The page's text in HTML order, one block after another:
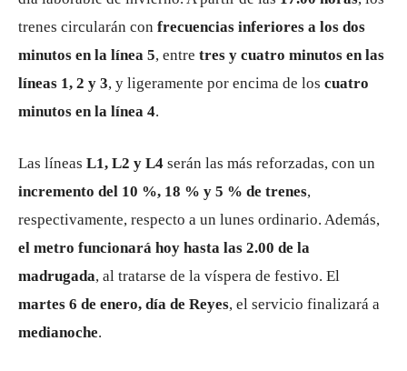
trenes circularán con frecuencias inferiores a los dos
minutos en la línea 5, entre tres y cuatro minutos en las
líneas 1, 2 y 3, y ligeramente por encima de los cuatro
minutos en la línea 4.
Las líneas L1, L2 y L4 serán las más reforzadas, con un
incremento del 10 %, 18 % y 5 % de trenes,
respectivamente, respecto a un lunes ordinario. Además,
el metro funcionará hoy hasta las 2.00 de la
madrugada, al tratarse de la víspera de festivo. El
martes 6 de enero, día de Reyes, el servicio finalizará a
medianoche.